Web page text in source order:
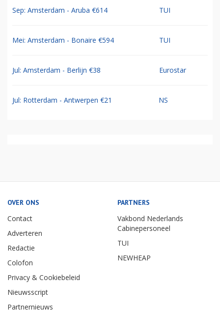
Sep: Amsterdam - Aruba €614 TUI
Mei: Amsterdam - Bonaire €594 TUI
Jul: Amsterdam - Berlijn €38 Eurostar
Jul: Rotterdam - Antwerpen €21 NS
OVER ONS
Contact
Adverteren
Redactie
Colofon
Privacy & Cookiebeleid
Nieuwsscript
Partnernieuws
PARTNERS
Vakbond Nederlands
Cabinepersoneel
TUI
NEWHEAP